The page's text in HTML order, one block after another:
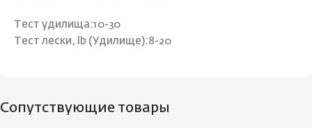
Тест удилища:10-30
Тест лески, lb (Удилище):8-20
Сопутствующие товары